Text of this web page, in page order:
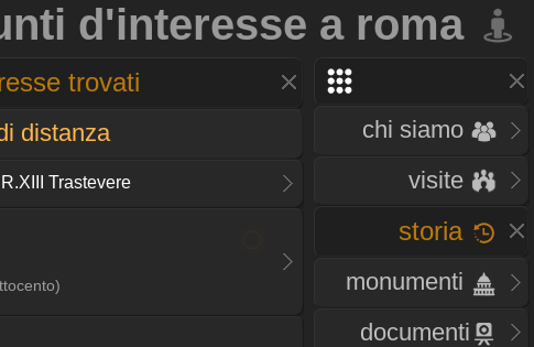
d'interesse a roma
chi siamo
visite
storia
monumenti
documenti
trovati
distanza
R.XIII Trastevere